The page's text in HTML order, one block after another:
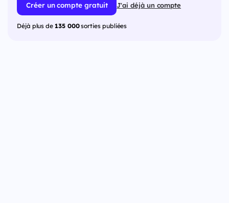
Créer un compte gratuit J'ai déjà un compte
Déjà plus de 135 000sorties publiées